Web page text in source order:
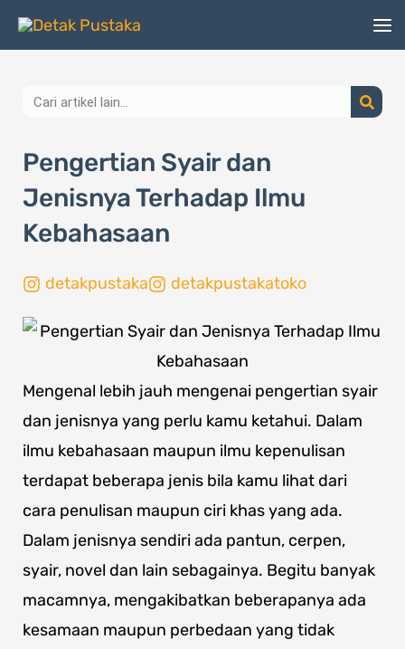
Lewati
Search
Pengertian Syair dan
Jenisnya Terhadap Ilmu
Kebahasaan
detakpustaka detakpustakatoko
Mengenal lebih jauh mengenai pengertian syair
dan jenisnya yang perlu kamu ketahui. Dalam
ilmu kebahasaan maupun ilmu kepenulisan
terdapat beberapa jenis bila kamu lihat dari
cara penulisan maupun ciri khas yang ada.
Dalam jenisnya sendiri ada pantun, cerpen,
syair, novel dan lain sebagainya. Begitu banyak
macamnya, mengakibatkan beberapanya ada
kesamaan maupun perbedaan yang tidak